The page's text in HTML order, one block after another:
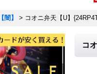
【闇】 > コオニ弁天【U】
コ